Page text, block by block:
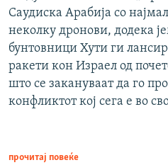
Саудиска Арабија со
неколку дронови, додека
бунтовници Хути ги
ракети кон Израел од
што се закануваат да го
конфликтот кој сега е во
прочитај повеќе